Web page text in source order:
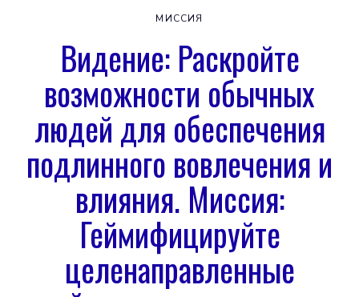
МИССИЯ
Видение: Раскройте
возможности обычных
людей для обеспечения
подлинного вовлечения и
влияния. Миссия:
Геймифицируйте
целенаправленные